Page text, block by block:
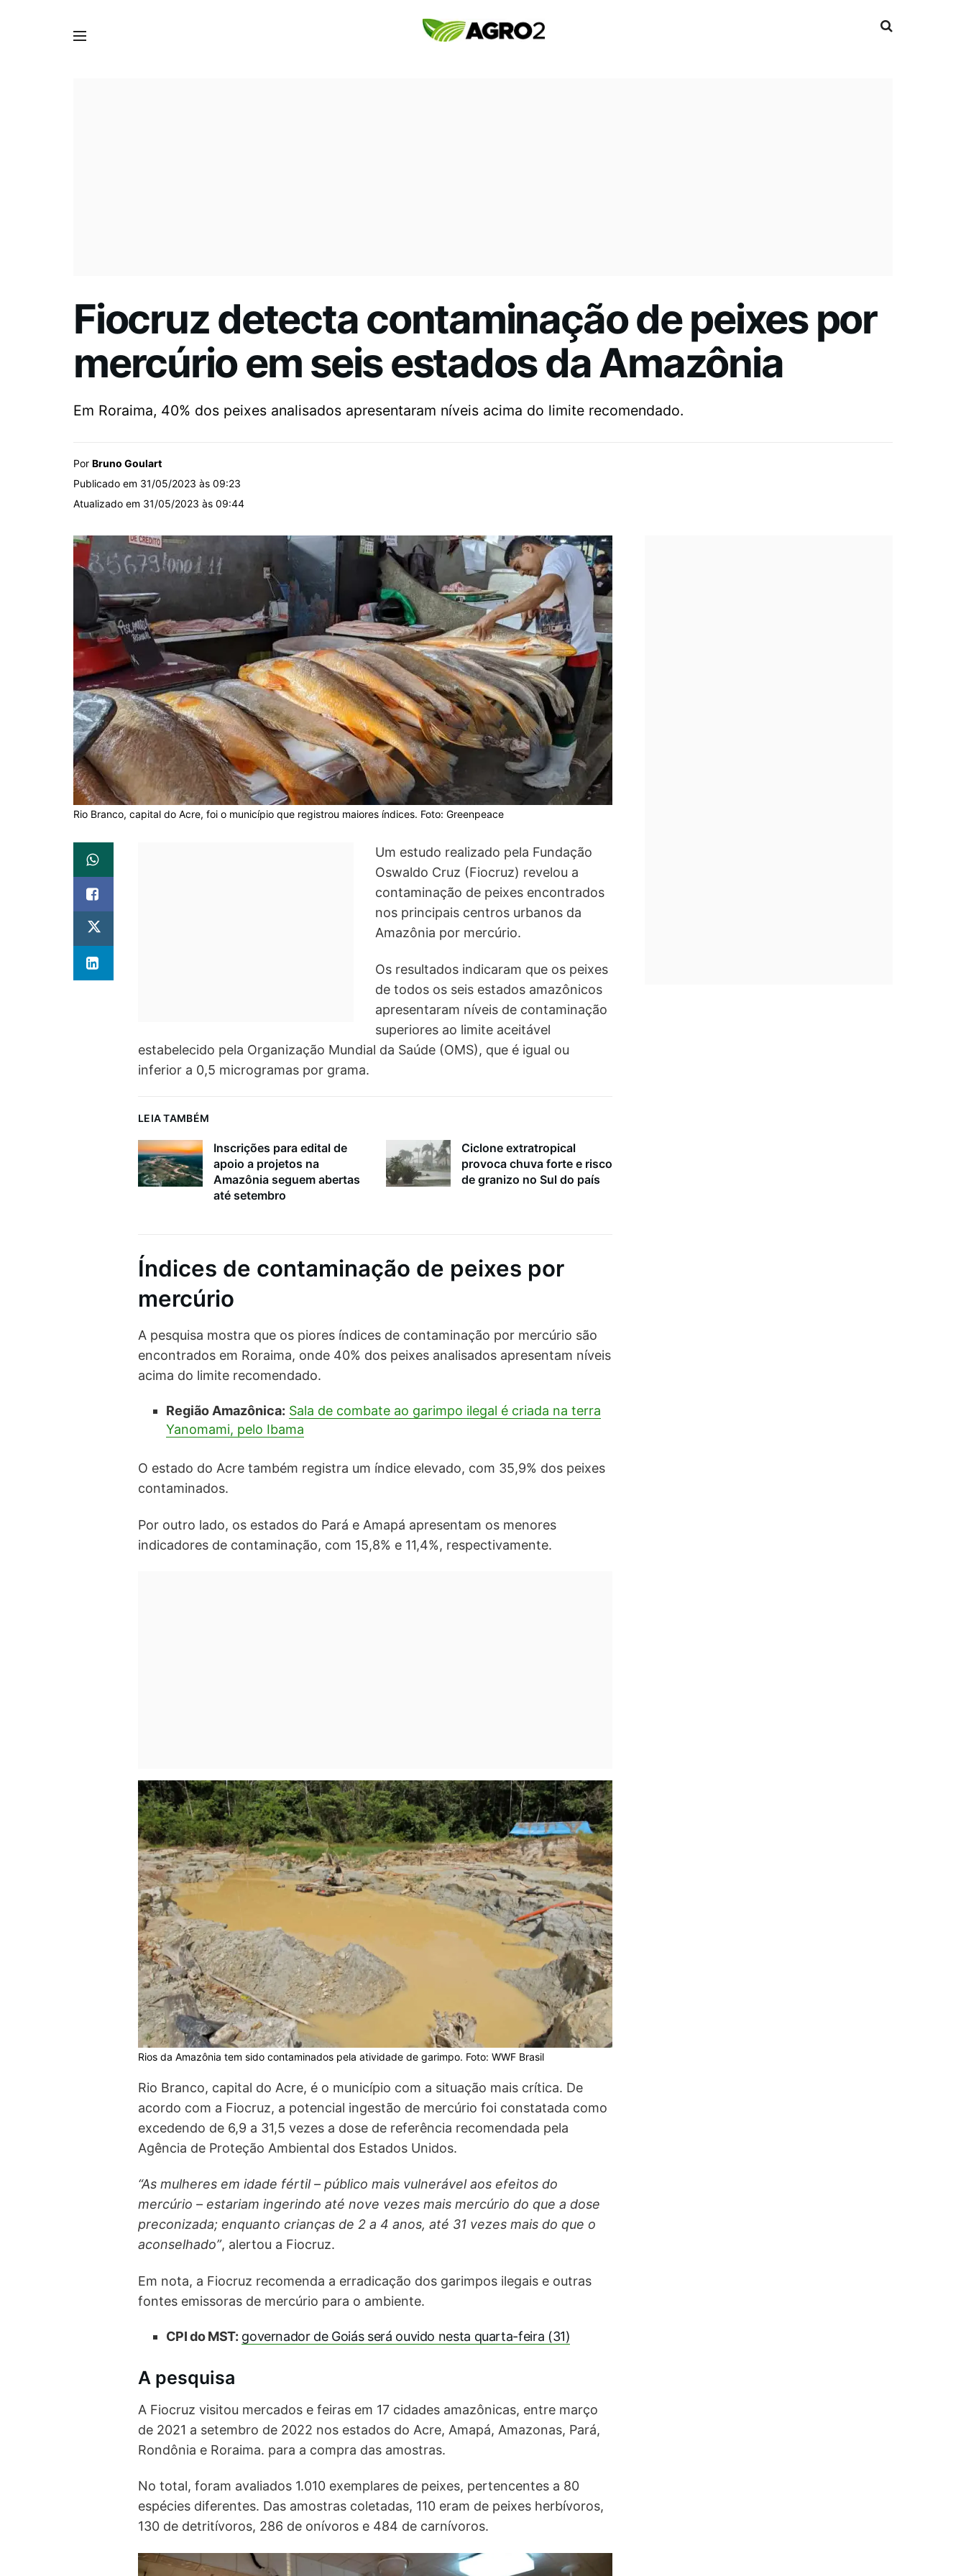
Fiocruz detecta contaminação de peixes por
mercúrio em seis estados da Amazônia
Em Roraima, 40% dos peixes analisados apresentaram níveis acima do limite recomendado.
Por Bruno Goulart
Publicado em 31/05/2023 às 09:23
Atualizado em 31/05/2023 às 09:44
Rio Branco, capital do Acre, foi o município que registrou maiores índices. Foto: Greenpeace
Um estudo realizado pela Fundação
Oswaldo Cruz (Fiocruz) revelou a
contaminação de peixes encontrados
nos principais centros urbanos da
Amazônia por mercúrio.
Os resultados indicaram que os peixes
de todos os seis estados amazônicos
apresentaram níveis de contaminação
superiores ao limite aceitável
estabelecido pela Organização Mundial da Saúde (OMS), que é igual ou
inferior a 0,5 microgramas por grama.
LEIA TAMBÉM
Inscrições para edital de
apoio a projetos na
Amazônia seguem abertas
até setembro
Ciclone extratropical
provoca chuva forte e risco
de granizo no Sul do país
Índices de contaminação de peixes por
mercúrio
A pesquisa mostra que os piores índices de contaminação por mercúrio são
encontrados em Roraima, onde 40% dos peixes analisados apresentam níveis
acima do limite recomendado.
Região Amazônica: Sala de combate ao garimpo ilegal é criada na terra
Yanomami, pelo Ibama
O estado do Acre também registra um índice elevado, com 35,9% dos peixes
contaminados.
Por outro lado, os estados do Pará e Amapá apresentam os menores
indicadores de contaminação, com 15,8% e 11,4%, respectivamente.
Rios da Amazônia tem sido contaminados pela atividade de garimpo. Foto: WWF Brasil
Rio Branco, capital do Acre, é o município com a situação mais crítica. De
acordo com a Fiocruz, a potencial ingestão de mercúrio foi constatada como
excedendo de 6,9 a 31,5 vezes a dose de referência recomendada pela
Agência de Proteção Ambiental dos Estados Unidos.
“As mulheres em idade fértil – público mais vulnerável aos efeitos do
mercúrio – estariam ingerindo até nove vezes mais mercúrio do que a dose
preconizada; enquanto crianças de 2 a 4 anos, até 31 vezes mais do que o
aconselhado”, alertou a Fiocruz.
Em nota, a Fiocruz recomenda a erradicação dos garimpos ilegais e outras
fontes emissoras de mercúrio para o ambiente.
CPI do MST: governador de Goiás será ouvido nesta quarta-feira (31)
A pesquisa
A Fiocruz visitou mercados e feiras em 17 cidades amazônicas, entre março
de 2021 a setembro de 2022 nos estados do Acre, Amapá, Amazonas, Pará,
Rondônia e Roraima. para a compra das amostras.
No total, foram avaliados 1.010 exemplares de peixes, pertencentes a 80
espécies diferentes. Das amostras coletadas, 110 eram de peixes herbívoros,
130 de detritívoros, 286 de onívoros e 484 de carnívoros.